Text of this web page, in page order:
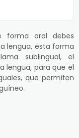
forma oral debes
lengua, esta forma
sublingual, el
lengua, para que el
que permiten